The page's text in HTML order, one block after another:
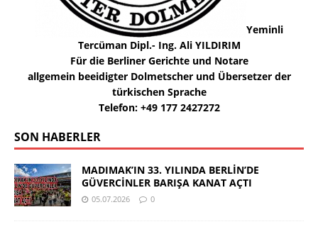
Yeminli
Tercüman Dipl.- Ing. Ali YILDIRIM
Für die Berliner Gerichte und Notare
allgemein beeidigter Dolmetscher und Übersetzer der
türkischen Sprache
Telefon: +49 177 2427272
SON HABERLER
MADIMAK’IN 33. YILINDA BERLİN’DE
GÜVERCİNLER BARIŞA KANAT AÇTI
05.07.2026 0